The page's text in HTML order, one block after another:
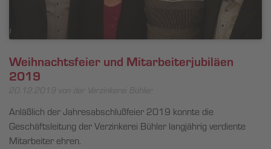
Weihnachtsfeier und Mitarbeiterjubiläen
2019
20.12.2019 von der Verzinkerei Bühler
Anläßlich der Jahresabschlußfeier 2019 konnte die
Geschäftsleitung der Verzinkerei Bühler langjährig verdiente
Mitarbeiter ehren.